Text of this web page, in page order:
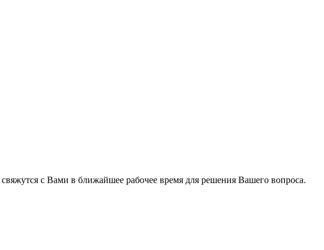
с Вами в ближайшее рабочее время для решения Вашего вопроса.